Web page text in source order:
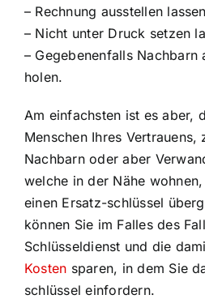
– Rechnung ausstellen lassen
– Nicht unter Druck setzen
– Gegebenenfalls Nachbarn
holen.
Am einfachsten ist es aber,
Menschen Ihres Vertrauens,
Nachbarn oder aber
welche in der Nähe
einen Ersatz-schlüssel
können Sie im Falles des
Schlüsseldienst und die
Kosten sparen, in dem Sie
schlüssel einfordern.